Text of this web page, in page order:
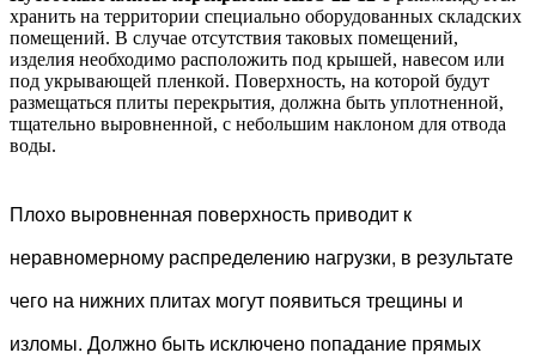
хранить на территории специально оборудованных складских
помещений. В случае отсутствия таковых помещений,
изделия необходимо расположить под крышей, навесом или
под укрывающей пленкой. Поверхность, на которой будут
размещаться плиты перекрытия, должна быть уплотненной,
тщательно выровненной, с небольшим наклоном для отвода
воды.
Плохо выровненная поверхность приводит к
неравномерному распределению нагрузки, в результате
чего на нижних плитах могут появиться трещины и
изломы. Должно быть исключено попадание прямых